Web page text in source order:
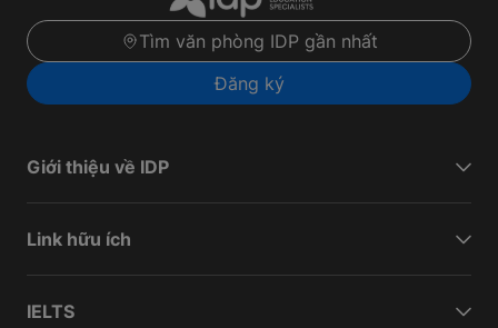
Tìm văn phòng IDP gần nhất
Đăng ký
Giới thiệu về IDP
Link hữu ích
IELTS